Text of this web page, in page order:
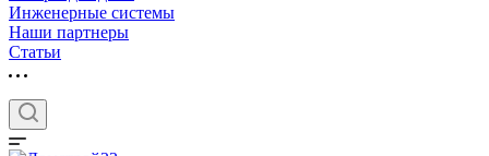
Инженерные системы
Наши партнеры
Статьи